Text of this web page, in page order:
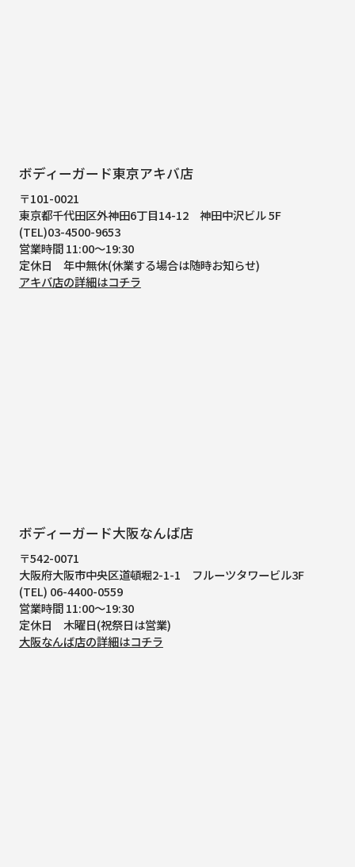
ボディーガード東京アキバ店
〒101-0021
東京都千代田区外神田6丁目14-12 神田中沢ビル 5F
(TEL)03-4500-9653
営業時間 11:00～19:30
定休日 年中無休(休業する場合は随時お知らせ)
アキバ店の詳細はコチラ
ボディーガード大阪なんば店
〒542-0071
大阪府大阪市中央区道頓堀2-1-1
フルーツタワービル3F
(TEL) 06-4400-0559
営業時間 11:00～19:30
定休日 木曜日(祝祭日は営業)
大阪なんば店の詳細はコチラ